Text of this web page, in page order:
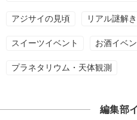
アジサイの見頃 リアル謎解
スイーツイベント お酒イベ
プラネタリウム・天体観測
編集部